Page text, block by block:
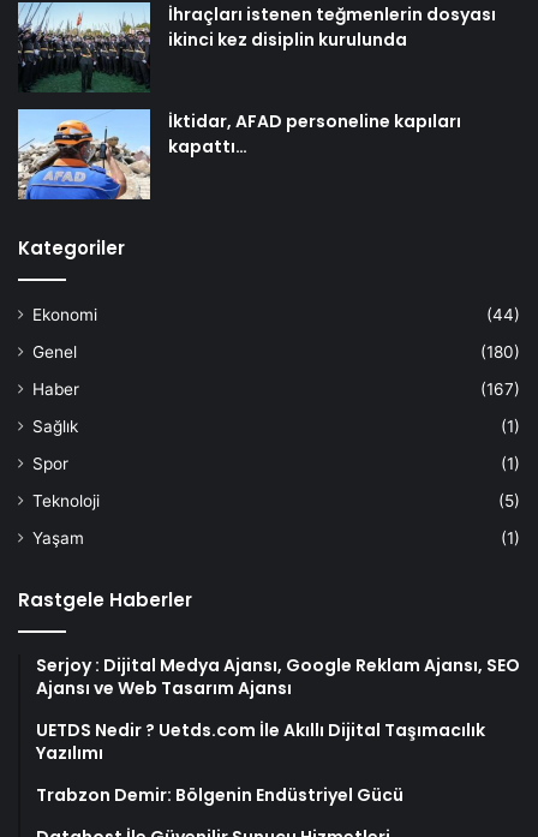
İhraçları istenen teğmenlerin dosyası
ikinci kez disiplin kurulunda
İktidar, AFAD personeline kapıları
kapattı…
Kategoriler
Ekonomi
(44)
Genel
(180)
Haber
(167)
Sağlık
(1)
Spor
(1)
Teknoloji
(5)
Yaşam
(1)
Rastgele Haberler
Serjoy : Dijital Medya Ajansı, Google Reklam Ajansı, SEO
Ajansı ve Web Tasarım Ajansı
UETDS Nedir ? Uetds.com İle Akıllı Dijital Taşımacılık
Yazılımı
Trabzon Demir: Bölgenin Endüstriyel Gücü